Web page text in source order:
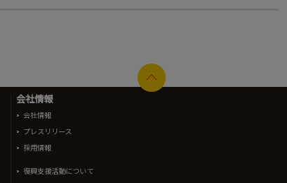
会社情報
会社情報
プレスリリース
採用情報
復興支援活動について